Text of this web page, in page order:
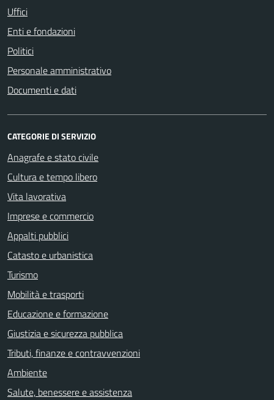
Uffici
Enti e fondazioni
Politici
Personale amministrativo
Documenti e dati
CATEGORIE DI SERVIZIO
Anagrafe e stato civile
Cultura e tempo libero
Vita lavorativa
Imprese e commercio
Appalti pubblici
Catasto e urbanistica
Turismo
Mobilità e trasporti
Educazione e formazione
Giustizia e sicurezza pubblica
Tributi, finanze e contravvenzioni
Ambiente
Salute, benessere e assistenza